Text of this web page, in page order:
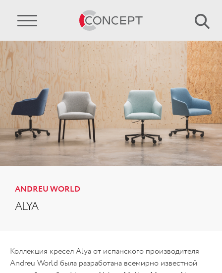
ANDREU WORLD
ALYA
Коллекция кресел Alya от испанского производителя
Andreu World была разработана всемирно известной